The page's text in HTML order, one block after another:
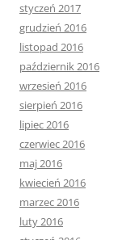
styczeń 2017
grudzień 2016
listopad 2016
październik 2016
wrzesień 2016
sierpień 2016
lipiec 2016
czerwiec 2016
maj 2016
kwiecień 2016
marzec 2016
luty 2016